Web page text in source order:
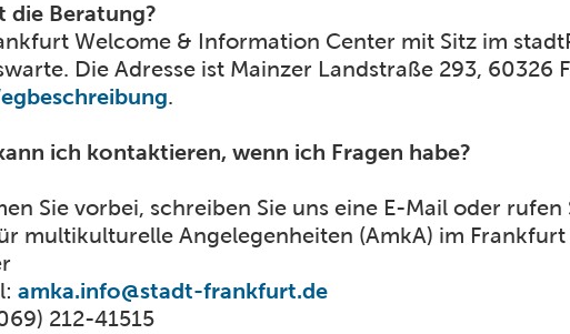
die Beratung?
Welcome & Information Center mit Sitz im
Die Adresse ist Mainzer Landstraße 293, 60326
.
ich kontaktieren, wenn ich Fragen habe?
Sie vorbei, schreiben Sie uns eine E-Mail oder rufen
multikulturelle Angelegenheiten (AmkA) im
amka.info@stadt-frankfurt.de
212-41515